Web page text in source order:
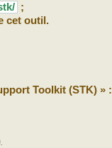
;
cet outil.
Toolkit (STK) » :